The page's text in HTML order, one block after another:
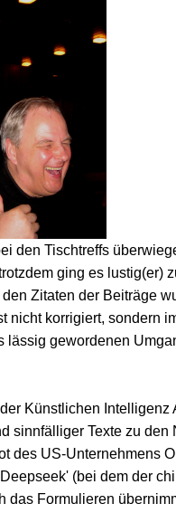
den Tischtreffs
ging es lustig(er)
Zitaten der Beiträge
nicht korrigiert, sondern
lässig gewordenen
Künstlichen Intelligenz
sinnfälliger Texte zu den
des US-Unternehmens
(bei dem der
das Formulieren